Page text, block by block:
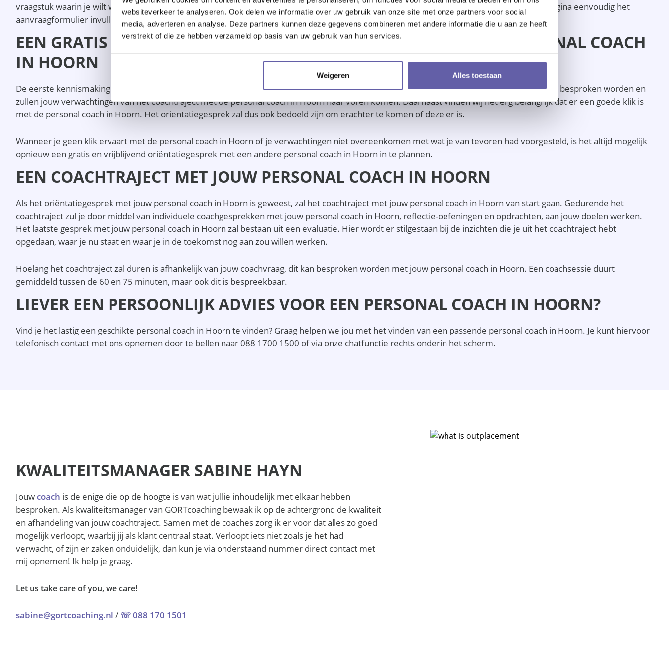
websiteverkeer te analyseren. Ook delen we informatie over uw gebruik van onze site met onze partners voor social
media, adverteren en analyse. Deze partners kunnen deze gegevens combineren met andere informatie die u aan ze heeft
verstrekt of die ze hebben verzameld op basis van uw gebruik van hun services.
Weigeren Alles toestaan
vraagstuk waarin je wilt worden begeleid? Bekijk dan de beschikbaarheid van de personal coach in Hoorn. Vervolgens kun je onderaan de pagina eenvoudig het
aanvraagformulier invullen voor een gratis oriëntatiegesprek met deze personal coach in Hoorn.
EEN GRATIS EN VRIJBLIJVEND ORIËNTATIEGESPREK MET JOUW PERSONAL COACH
IN HOORN
De eerste kennismaking met jouw personal coach in Hoorn zal plaatsvinden tijdens het oriëntatiegesprek. In dit gesprek zal jouw coachvraag besproken worden en
zullen jouw verwachtingen van het coachtraject met de personal coach in Hoorn naar voren komen. Daarnaast vinden wij het erg belangrijk dat er een goede klik is
met de personal coach in Hoorn. Het oriëntatiegesprek zal dus ook bedoeld zijn om erachter te komen of deze er is.
Wanneer je geen klik ervaart met de personal coach in Hoorn of je verwachtingen niet overeenkomen met wat je van tevoren had voorgesteld, is het altijd mogelijk
opnieuw een gratis en vrijblijvend oriëntatiegesprek met een andere personal coach in Hoorn in te plannen.
EEN COACHTRAJECT MET JOUW PERSONAL COACH IN HOORN
Als het oriëntatiegesprek met jouw personal coach in Hoorn is geweest, zal het coachtraject met jouw personal coach in Hoorn van start gaan. Gedurende het
coachtraject zul je door middel van individuele coachgesprekken met jouw personal coach in Hoorn, reflectie-oefeningen en opdrachten, aan jouw doelen werken.
Het laatste gesprek met jouw personal coach in Hoorn zal bestaan uit een evaluatie. Hier wordt er stilgestaan bij de inzichten die je uit het coachtraject hebt
opgedaan, waar je nu staat en waar je in de toekomst nog aan zou willen werken.
Hoelang het coachtraject zal duren is afhankelijk van jouw coachvraag, dit kan besproken worden met jouw personal coach in Hoorn. Een coachsessie duurt
gemiddeld tussen de 60 en 75 minuten, maar ook dit is bespreekbaar.
LIEVER EEN PERSOONLIJK ADVIES VOOR EEN PERSONAL COACH IN HOORN?
Vind je het lastig een geschikte personal coach in Hoorn te vinden? Graag helpen we jou met het vinden van een passende personal coach in Hoorn. Je kunt hiervoor
telefonisch contact met ons opnemen door te bellen naar 088 1700 1500 of via onze chatfunctie rechts onderin het scherm.
KWALITEITSMANAGER SABINE HAYN
Jouw coach is de enige die op de hoogte is van wat jullie inhoudelijk met elkaar hebben
besproken. Als kwaliteitsmanager van GORTcoaching bewaak ik op de achtergrond de kwaliteit
en afhandeling van jouw coachtraject. Samen met de coaches zorg ik er voor dat alles zo goed
mogelijk verloopt, waarbij jij als klant centraal staat. Verloopt iets niet zoals je het had
verwacht, of zijn er zaken onduidelijk, dan kun je via onderstaand nummer direct contact met
mij opnemen! Ik help je graag.
Let us take care of you, we care!
sabine@gortcoaching.nl / ☏ 088 170 1501